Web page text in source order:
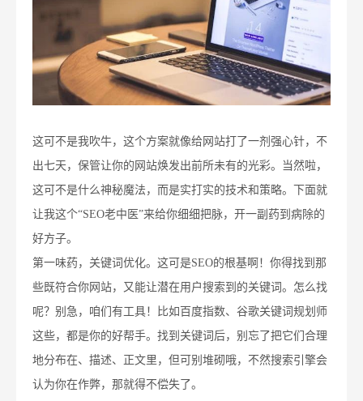
这可不是我吹牛，这个方案就像给网站打了一剂强心针，不
出七天，保管让你的网站焕发出前所未有的光彩。当然啦，
这可不是什么神秘魔法，而是实打实的技术和策略。下面就
让我这个“SEO老中医”来给你细细把脉，开一副药到病除的
好方子。
第一味药，关键词优化。这可是SEO的根基啊！你得找到那
些既符合你网站，又能让潜在用户搜索到的关键词。怎么找
呢？别急，咱们有工具！比如百度指数、谷歌关键词规划师
这些，都是你的好帮手。找到关键词后，别忘了把它们合理
地分布在、描述、正文里，但可别堆砌哦，不然搜索引擎会
认为你在作弊，那就得不偿失了。